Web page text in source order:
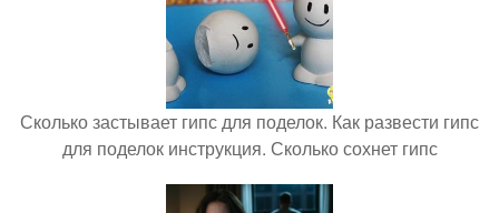
Сколько застывает гипс для поделок. Как развести гипс
для поделок инструкция. Сколько сохнет гипс